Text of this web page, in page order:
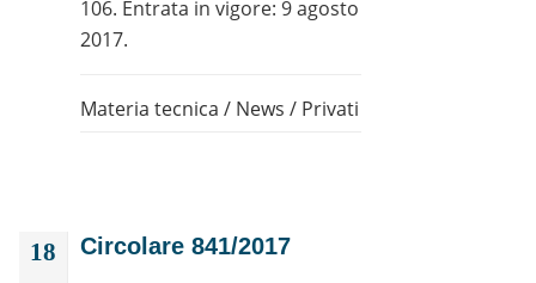
106. Entrata in vigore: 9 agosto
2017.
Materia tecnica / News / Privati
18
Circolare 841/2017